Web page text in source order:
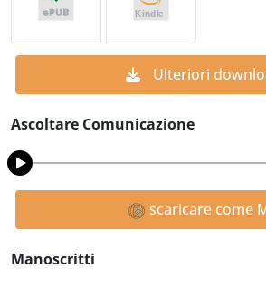
Ulteriori
Ascoltare Comunicazione
scaricare come
Manoscritti